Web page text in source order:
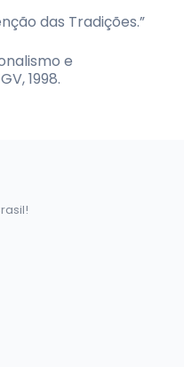
das Tradições.”
e
1998.